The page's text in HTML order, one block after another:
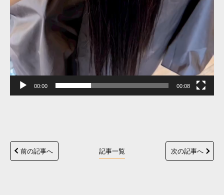
00:00 00:08
前の記事へ 記事一覧 次の記事へ